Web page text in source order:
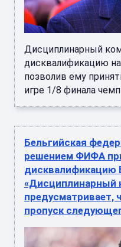
Дисциплинарный
дисквалификацию
позволив ему
игре 1/8 финала
Бельгийская
решением ФИФА
дисквалификацию
«Дисциплинарный
предусматривает,
пропуск